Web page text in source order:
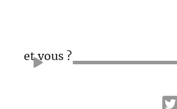
et vous ?